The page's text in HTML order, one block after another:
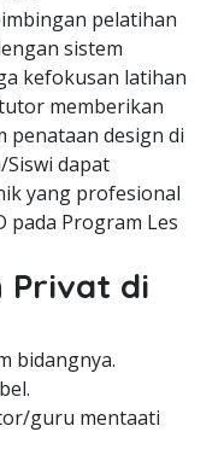
pelatihan
sistem
kefokusan latihan
memberikan
penataan design di
Siswi dapat
yang profesional
Program Les
Privat di
bidangnya.
guru mentaati